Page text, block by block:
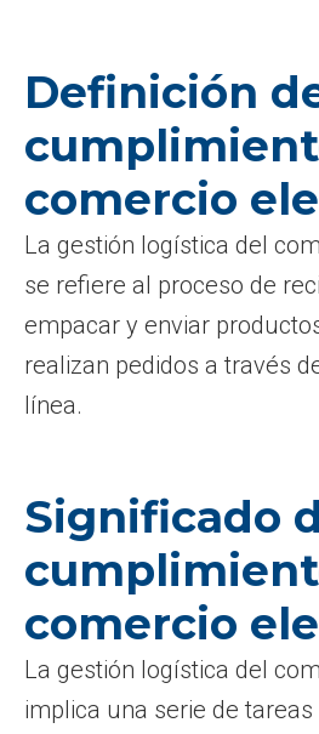
Definición
comercio
La gestión logística del
se refiere al proceso de
empacar y enviar
realizan pedidos a través
línea.
Significado
comercio
La gestión logística del
implica una serie de